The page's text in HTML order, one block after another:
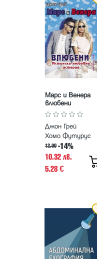
Марс и Венера
влюбени
Джон Грей
Хомо Футурус
12.00 -14%
10.32 лв.
5.28€